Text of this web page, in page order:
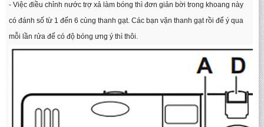
- Việc điều chỉnh nước trợ xả làm bóng thì đơn giản bời trong khoang này
có đánh số từ 1 đến 6 cùng thanh gạt. Các bạn vặn thanh gạt rồi để ý qua
mỗi lần rửa để có độ bóng ưng ý thì thôi.